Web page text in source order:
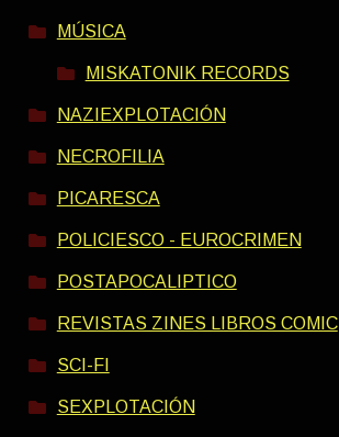
MÚSICA
MISKATONIK RECORDS
NAZIEXPLOTACIÓN
NECROFILIA
PICARESCA
POLICIESCO - EUROCRIMEN
POSTAPOCALIPTICO
REVISTAS ZINES LIBROS COMIC
SCI-FI
SEXPLOTACIÓN